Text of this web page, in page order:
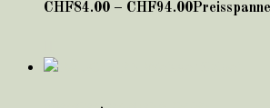
CHF84.00 – CHF94.00